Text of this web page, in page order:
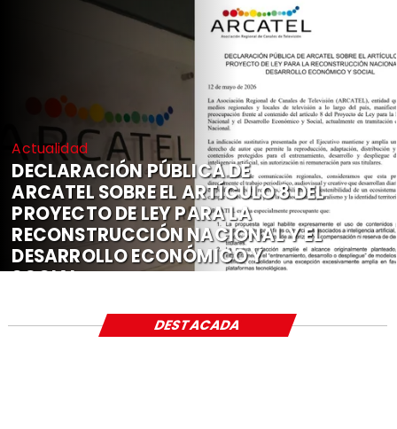
Actualidad
DECLARACIÓN PÚBLICA DE
ARCATEL SOBRE EL ARTÍCULO 8 DEL
PROYECTO DE LEY PARA LA
RECONSTRUCCIÓN NACIONAL Y EL
DESARROLLO ECONÓMICO Y
SOCIAL
DESTACADA